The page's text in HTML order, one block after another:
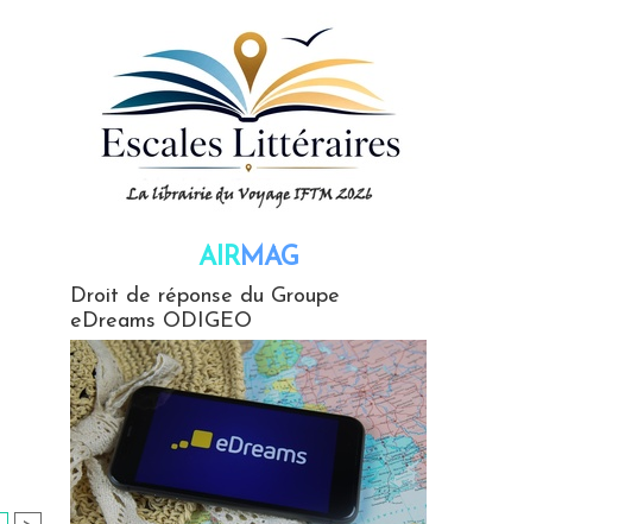
AIRMAG
Droit de réponse du Groupe
eDreams ODIGEO